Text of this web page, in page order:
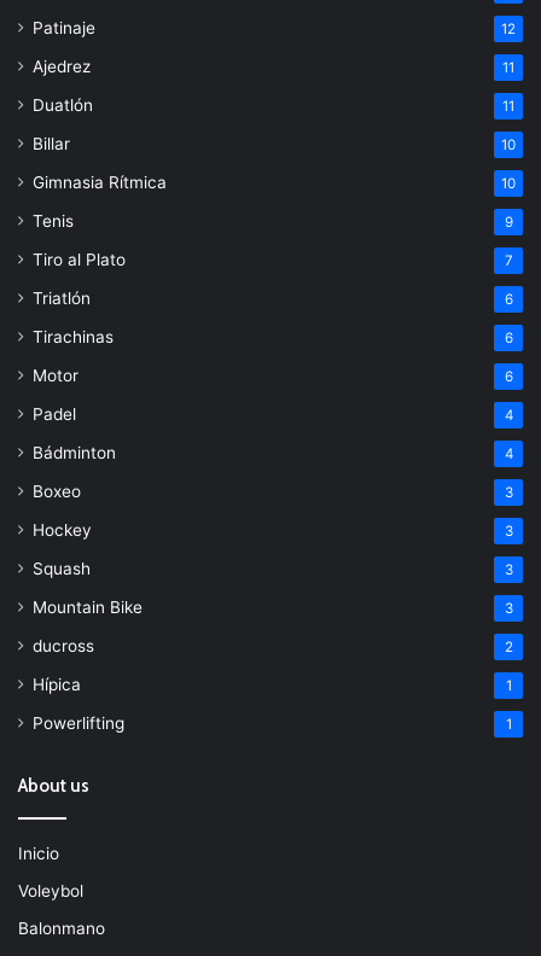
Patinaje 12
Ajedrez 11
Duatlón 11
Billar 10
Gimnasia Rítmica 10
Tenis 9
Tiro al Plato 7
Triatlón 6
Tirachinas 6
Motor 6
Padel 4
Bádminton 4
Boxeo 3
Hockey 3
Squash 3
Mountain Bike 3
ducross 2
Hípica 1
Powerlifting 1
About us
Inicio
Voleybol
Balonmano